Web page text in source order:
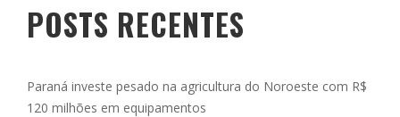
POSTS RECENTES
Paraná investe pesado na agricultura do Noroeste com R$
120 milhões em equipamentos